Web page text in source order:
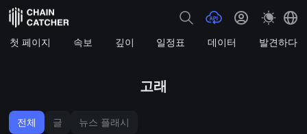
첫 페이지 속보 깊이 일정표 데이터 발견하다
고래
전체 글 뉴스 플래시